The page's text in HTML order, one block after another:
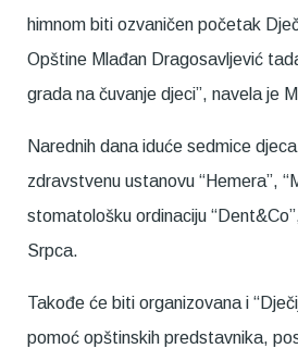
himnom biti ozvaničen početak
Opštine Mlađan Dragosavljević
grada na čuvanje djeci”, navela je
Narednih dana iduće sedmice
zdravstvenu ustanovu “Hemera”,
stomatološku ordinaciju
Srpca.
Takođe će biti organizovana i
pomoć opštinskih predstavnika,